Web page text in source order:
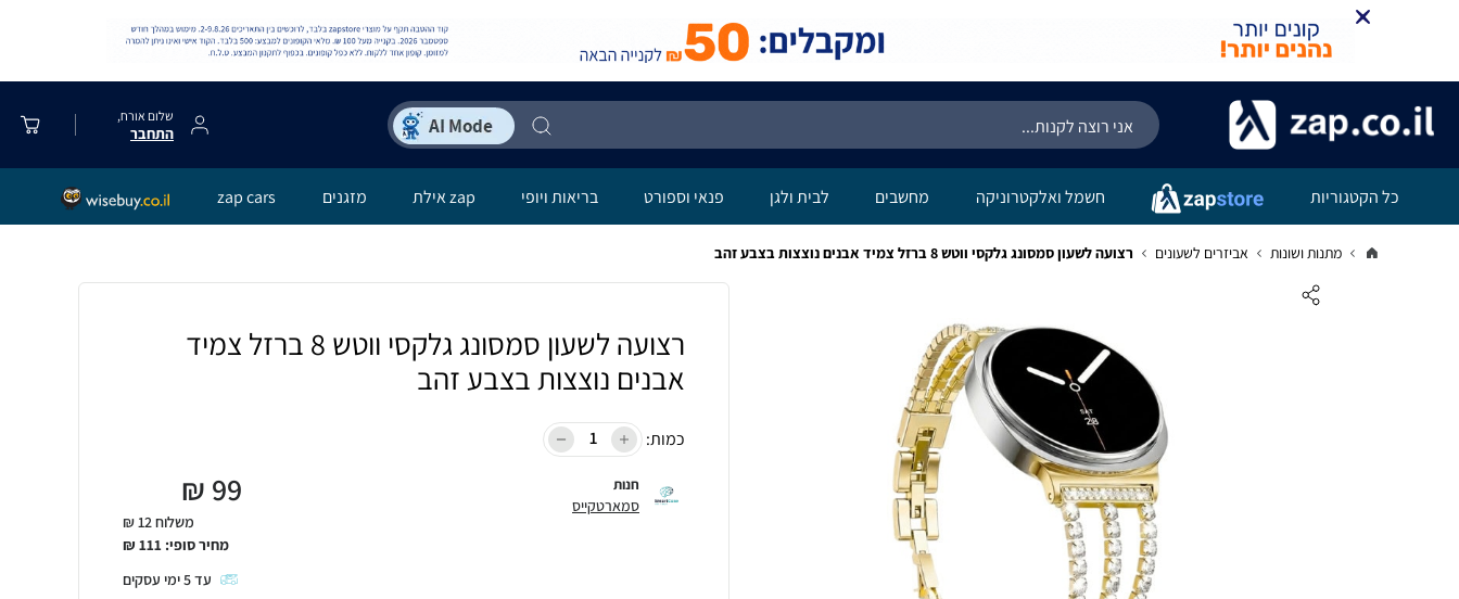
שלום אורח,
התחבר
כל הקטגוריות חשמל ואלקטרוניקה מחשבים לבית ולגן פנאי וספורט בריאות ויופי zap אילת מזגנים zap cars
מתנות ושונות אביזרים לשעונים רצועה לשעון סמסונג גלקסי ווטש 8 ברזל צמיד אבנים נוצצות בצבע זהב
רצועה לשעון סמסונג גלקסי ווטש 8 ברזל צמיד
אבנים נוצצות בצבע זהב
כמות:
חנות
סמארטקייס 99
₪
משלוח 12 ₪
מחיר סופי: 111
₪
עד5ימי עסקים